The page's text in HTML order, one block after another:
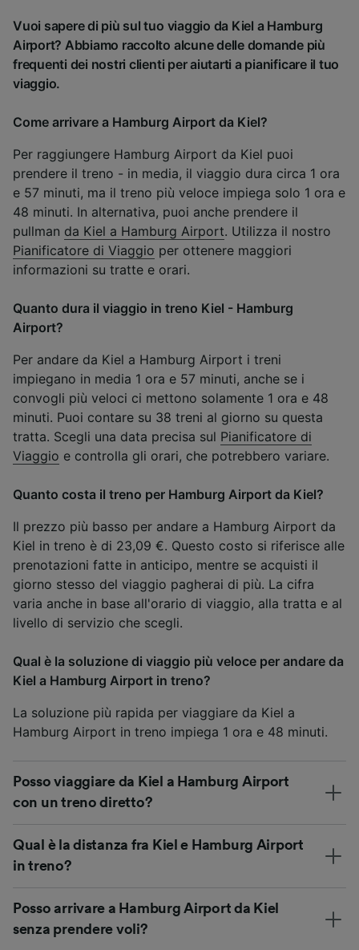
Vuoi sapere di più sul tuo viaggio da Kiel a Hamburg
Airport? Abbiamo raccolto alcune delle domande più
frequenti dei nostri clienti per aiutarti a pianificare il tuo
viaggio.
Come arrivare a Hamburg Airport da Kiel?
Per raggiungere Hamburg Airport da Kiel puoi
prendere il treno - in media, il viaggio dura circa 1 ora
e 57 minuti, ma il treno più veloce impiega solo 1 ora e
48 minuti. In alternativa, puoi anche prendere il
pullman da Kiel a Hamburg Airport. Utilizza il nostro
Pianificatore di Viaggio per ottenere maggiori
informazioni su tratte e orari.
Quanto dura il viaggio in treno Kiel - Hamburg
Airport?
Per andare da Kiel a Hamburg Airport i treni
impiegano in media 1 ora e 57 minuti, anche se i
convogli più veloci ci mettono solamente 1 ora e 48
minuti. Puoi contare su 38 treni al giorno su questa
tratta. Scegli una data precisa sul Pianificatore di
Viaggio e controlla gli orari, che potrebbero variare.
Quanto costa il treno per Hamburg Airport da Kiel?
Il prezzo più basso per andare a Hamburg Airport da
Kiel in treno è di 23,09 €. Questo costo si riferisce alle
prenotazioni fatte in anticipo, mentre se acquisti il
giorno stesso del viaggio pagherai di più. La cifra
varia anche in base all'orario di viaggio, alla tratta e al
livello di servizio che scegli.
Qual è la soluzione di viaggio più veloce per andare da
Kiel a Hamburg Airport in treno?
La soluzione più rapida per viaggiare da Kiel a
Hamburg Airport in treno impiega 1 ora e 48 minuti.
Posso viaggiare da Kiel a Hamburg Airport
con un treno diretto?
Qual è la distanza fra Kiel e Hamburg Airport
in treno?
Posso arrivare a Hamburg Airport da Kiel
senza prendere voli?